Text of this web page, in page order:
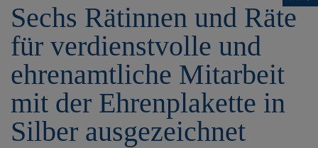
Sechs Rätinnen und Räte
für verdienstvolle und
ehrenamtliche Mitarbeit
mit der Ehrenplakette in
Silber ausgezeichnet